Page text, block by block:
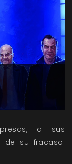
a sus
de su fracaso.